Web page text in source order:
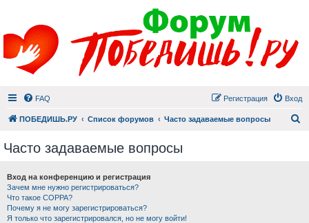
FAQ Вход
Регистрация
ПОБЕДИШЬ.РУ Список форумов Часто задаваемые вопросы
Часто задаваемые вопросы
Вход на конференцию и регистрация
Зачем мне нужно регистрироваться?
Что такое COPPA?
Почему я не могу зарегистрироваться?
Я только что зарегистрировался, но не могу войти!